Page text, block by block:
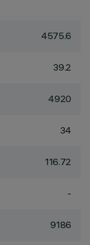
4575.6
39.2
4920
34
116.72
-
9186